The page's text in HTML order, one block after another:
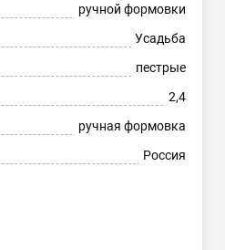
ручной формовки
Усадьба
пестрые
2,4
ручная формовка
Россия